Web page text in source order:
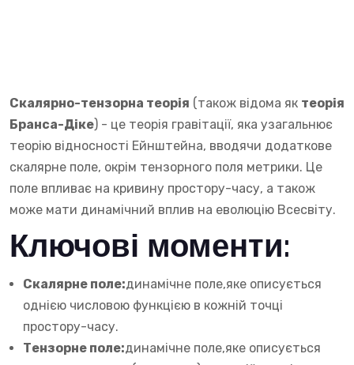
Скалярно-тензорна теорія (також відома як теорія
Бранса-Діке) - це теорія гравітації, яка узагальнює
теорію відносності Ейнштейна, вводячи додаткове
скалярне поле, окрім тензорного поля метрики. Це
поле впливає на кривину простору-часу, а також
може мати динамічний вплив на еволюцію Всесвіту.
Ключові моменти:
Скалярне поле:динамічне поле,яке описується
однією числовою функцією в кожній точці
простору-часу.
Тензорне поле:динамічне поле,яке описується